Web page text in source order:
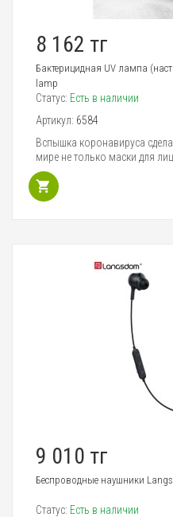
8 162 тг
Бактерицидная UV лампа
lamp
Статус: Есть в наличии
Артикул: 6584
Вспышка коронавируса
мире не только маски для
9 010 тг
Беспроводные наушники
Статус: Есть в наличии